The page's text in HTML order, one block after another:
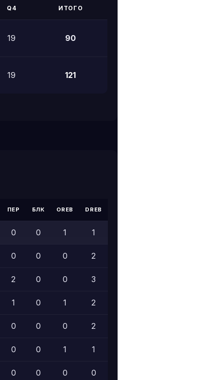
Q4 ИТОГО
19 90
19 121
ПЕР БЛК OREB DREB
0 0 1 1
0 0 0 2
2 0 0 3
1 0 1 2
0 0 0 2
0 0 1 1
0 0 0 0